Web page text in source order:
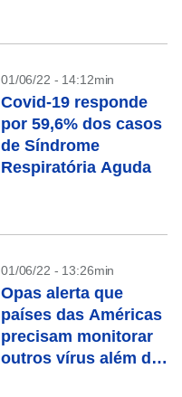
01/06/22 - 14:12min
Covid-19 responde
por 59,6% dos casos
de Síndrome
Respiratória Aguda
01/06/22 - 13:26min
Opas alerta que
países das Américas
precisam monitorar
outros vírus além da